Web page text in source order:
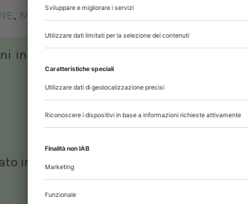
, MEDICI VETERINARI
in contatto con noi sui nostri canali
in ambito veterinario, iscrivendoti alla